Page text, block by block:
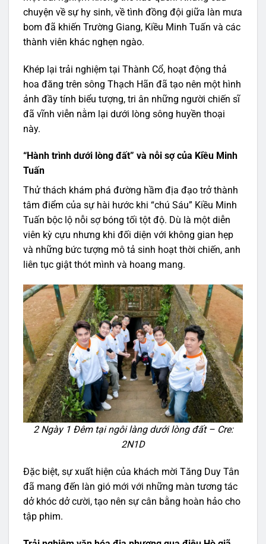
chuyện về sự hy sinh, về tình đồng đội giữa làn mưa
bom đã khiến Trường Giang, Kiều Minh Tuấn và các
thành viên khác nghẹn ngào.
Khép lại trải nghiệm tại Thành Cổ, hoạt động thả
hoa đăng trên sông Thạch Hãn đã tạo nên một hình
ảnh đầy tính biểu tượng, tri ân những người chiến sĩ
đã vĩnh viễn nằm lại dưới lòng sông huyền thoại
này.
“Hành trình dưới lòng đất” và nỗi sợ của Kiều Minh
Tuấn
Thử thách khám phá đường hầm địa đạo trở thành
tâm điểm của sự hài hước khi “chú Sáu” Kiều Minh
Tuấn bộc lộ nỗi sợ bóng tối tột độ. Dù là một diễn
viên kỳ cựu nhưng khi đối diện với không gian hẹp
và những bức tượng mô tả sinh hoạt thời chiến, anh
liên tục giật thót mình và hoang mang.
2 Ngày 1 Đêm tại ngôi làng dưới lòng đất – Cre:
2N1D
Đặc biệt, sự xuất hiện của khách mời Tăng Duy Tân
đã mang đến làn gió mới với những màn tương tác
dở khóc dở cười, tạo nên sự cân bằng hoàn hảo cho
tập phim.